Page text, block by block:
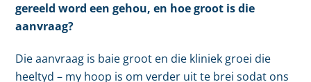
gereeld word een gehou, en hoe groot is die
aanvraag?
Die aanvraag is baie groot en die kliniek groei die
heeltyd – my hoop is om verder uit te brei sodat ons